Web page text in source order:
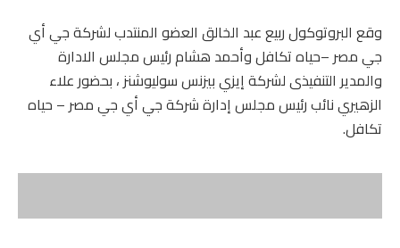
وقع البروتوكول ربيع عبد الخالق العضو المنتدب لشركة جي أي
جي مصر –حياه تكافل وأحمد هشام رئيس مجلس الادارة
والمدير التنفيذى لشركة إيزي بيزنس سوليوشنز ، بحضور علاء
الزهيري نائب رئيس مجلس إدارة شركة جي أي جي مصر – حياه
تكافل.